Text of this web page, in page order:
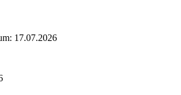
17.07.2026